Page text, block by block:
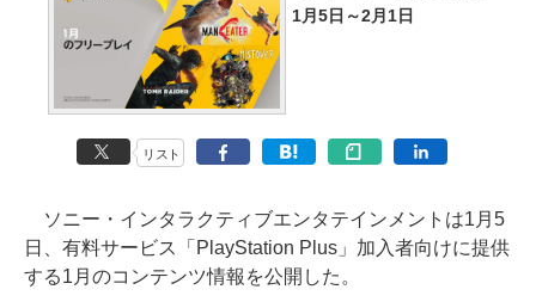
1月5日～2月1日
リスト
ソニー・インタラクティブエンタテインメントは1月5
日、有料サービス「PlayStation Plus」加入者向けに提供
する1月のコンテンツ情報を公開した。